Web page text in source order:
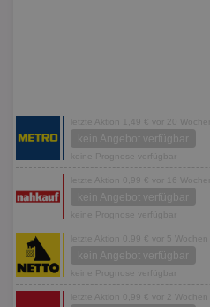
letzte Aktion 1,49 € vor 20 Wochen
kein Angebot verfügbar
keine Prognose verfügbar
letzte Aktion 0,99 € vor 16 Wochen
kein Angebot verfügbar
keine Prognose verfügbar
letzte Aktion 0,99 € vor 5 Wochen
kein Angebot verfügbar
keine Prognose verfügbar
letzte Aktion 0,99 € vor 2 Wochen